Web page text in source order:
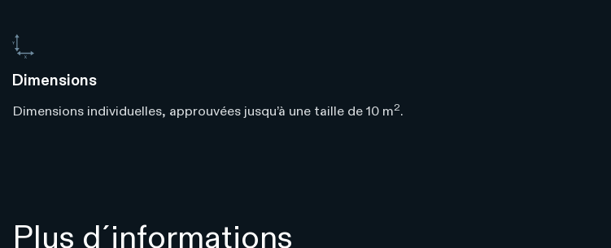
Dimensions
Dimensions individuelles, approuvées jusqu’à une taille de 10 m2.
Plus d´informations